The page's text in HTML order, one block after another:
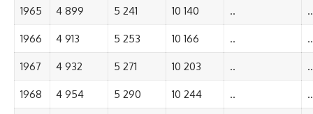
1965 4 899 5 241 10 140 .. ..
1966 4 913 5 253 10 166 .. ..
1967 4 932 5 271 10 203 .. ..
1968 4 954 5 290 10 244 .. ..